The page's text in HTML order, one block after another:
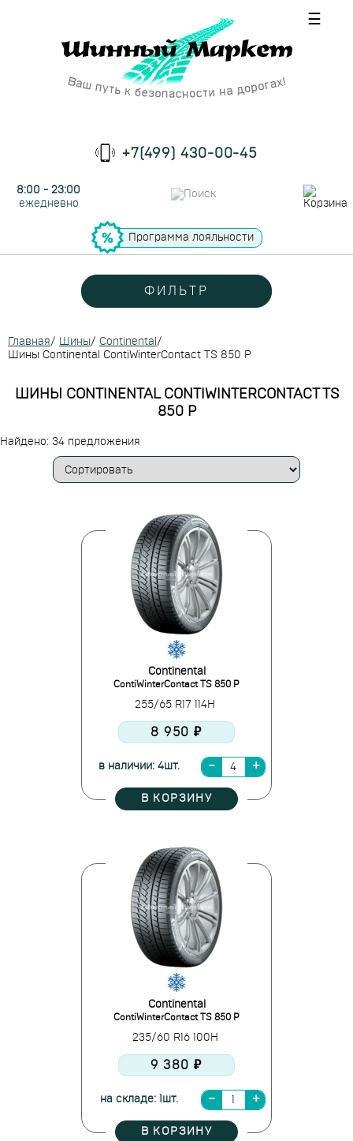
☰
+7(499) 430-00-45
8:00 - 23:00
ежедневно
Программа лояльности
ФИЛЬТР
Главная/ Шины/ Continental /
Шины Continental ContiWinterContact TS 850 P
ШИНЫ CONTINENTAL CONTIWINTERCONTACT TS
850 P
Найдено: 34 предложения
Continental
ContiWinterContact TS 850 P
255/65 R17 114H
8 950 ₽
в наличии: 4шт.
В КОРЗИНУ
Continental
ContiWinterContact TS 850 P
235/60 R16 100H
9 380 ₽
на складе: 1шт.
В КОРЗИНУ